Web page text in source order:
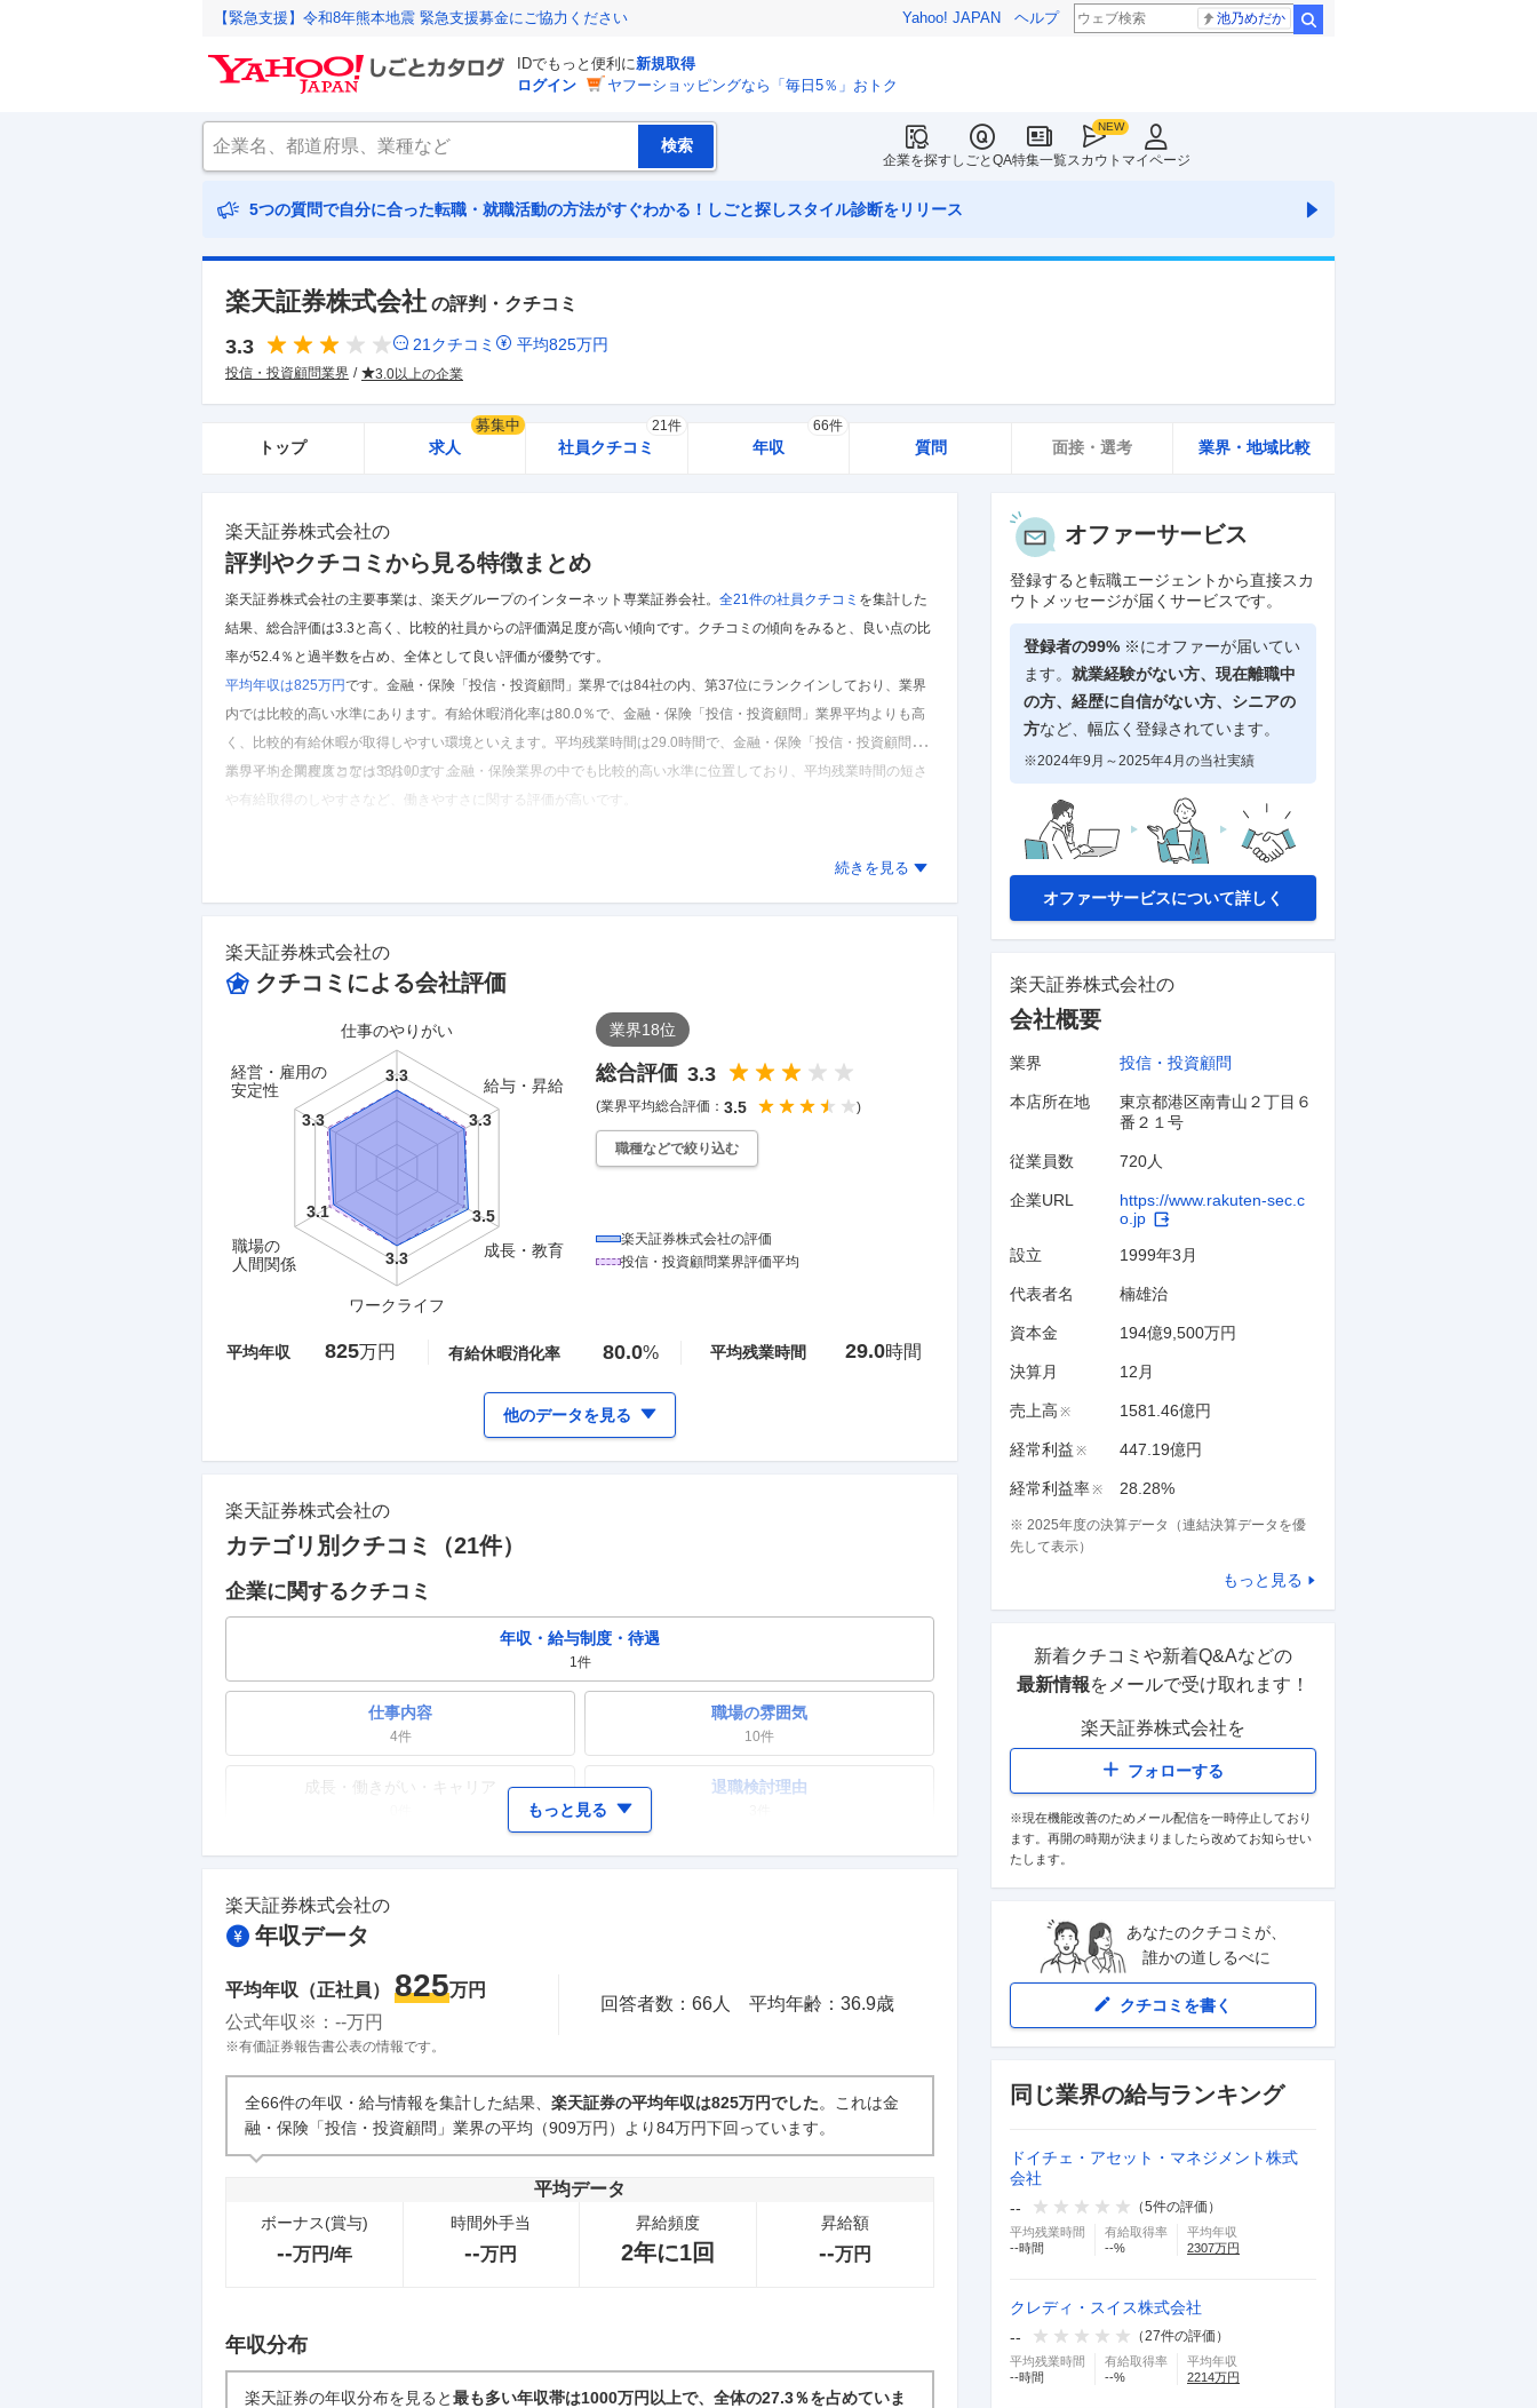
【緊急支援】令和8年熊本地震 緊急支援募金にご協力ください Yahoo! JAPAN ヘルプ 池乃めだか
IDでもっと便利に新規取得
ログイン
ヤフーショッピングなら「毎日5％」おトク
企業を探すしごとQA特集一覧スカウト マイページ
5つの質問で自分に合った転職・就職活動の方法がすぐわかる！しごと探しスタイル診断をリリース
楽天証券株式会社 の評判・クチコミ
3.3 21 クチコミ 平均825万円
投信・投資顧問業界 3.0以上の企業
トップ 求人
募集中
社員クチコミ
21件
年収
66件
質問 面接・選考 業界・地域比較
楽天証券株式会社の
評判やクチコミから見る特徴まとめ
楽天証券株式会社の主要事業は、楽天グループのインターネット専業証券会社。 全21件の社員クチコミ を集計した
結果、 総合評価は3.3と高く、比較的社員からの評価満足度が高い傾向です。 クチコミの傾向をみると、良い点の比
率が52.4％と過半数を占め、全体として良い評価が優勢です。
平均年収は825万円です。 金融・保険「投信・投資顧問」業界では84社の内、第37位にランクインしており、業界
内では比較的高い水準にあります。 有給休暇消化率は80.0％で、金融・保険「投信・投資顧問」業界平均よりも高
く、比較的有給休暇が取得しやすい環境といえます。 平均残業時間は29.0時間で、金融・保険「投信・投資顧問」
業界平均と同程度となっております。
ホワイト企業度スコアは38/100で、金融・保険業界の中でも比較的高い水準に位置しており、平均残業時間の短さ
や有給取得のしやすさなど、働きやすさに関する評価が高いです。
続きを見る
楽天証券株式会社の
クチコミによる会社評価
業界18位
総合評価 3.3
(業界平均総合評価： 3.5 )
職種などで絞り込む
仕事のやりがい
給与・昇給
成長・教育
ワークライフ
職場の
人間関係
経営・雇用の
安定性
楽天証券株式会社の評価
投信・投資顧問業界評価平均
平均年収 825万円 有給休暇消化率 80.0% 平均残業時間 29.0時間
他のデータを見る
楽天証券株式会社の
カテゴリ別クチコミ（21件）
企業に関するクチコミ
年収・給与制度・待遇
1 件
仕事内容
4件
職場の雰囲気
10件
成長・働きがい・キャリア 退職検討理由
ワークライフバランス 女性の活躍・働きやすさ
人事・評価制度 入社理由・入社後ギャップ
企業の選考に関するクチコミ
中途採用面接・選考
0件
新卒採用面接・選考
0件
もっと見る
楽天証券株式会社の
年収データ
平均年収（正社員） 825万円
公式年収※： --万円
回答者数：66 人 平均年齢：36.9歳
※有価証券報告書公表の情報です。
全66件の年収・給与情報を集計した結果、 楽天証券の平均年収は825万円でした。これは金
融・保険「投信・投資顧問」業界の平均（909万円）より84万円下回っています。
平均データ
ボーナス(賞与)
--万円/年
時間外手当
--万円
昇給頻度
2年に1回
昇給額
--万円
年収分布
楽天証券の年収分布を見ると最も多い年収帯は1000万円以上で、全体の27.3％を占めていま
オファーサービス
登録すると転職エージェントから直接スカ
ウトメッセージが届くサービスです。
登録者の99% ※にオファーが届いてい
ます。 就業経験がない方、現在離職中
の方、 経歴に自信がない方、シニアの
方など、幅広く登録されています。
※2024年9月～2025年4月の当社実績
オファーサービスについて詳しく
楽天証券株式会社の
会社概要
業界 投信・投資顧問
本店所在地
東京都港区南青山２丁目６
番２１号
従業員数 720人
企業URL
https://www.rakuten-sec.c
o.jp
設立 1999年3月
代表者名 楠雄治
資本金 194億9,500万円
決算月 12月
売上高 ※ 1581.46億円
経常利益 ※ 447.19億円
経常利益率※ 28.28%
※ 2025年度の決算データ（連結決算データを優
先して表示）
もっと見る
新着クチコミや新着Q&Aなどの
最新情報をメールで受け取れます！
楽天証券株式会社を
フォローする
※現在機能改善のためメール配信を一時停止しており
ます。再開の時期が決まりましたら改めてお知らせい
たします。
あなたのクチコミが、
誰かの道しるべに
クチコミを書く
同じ業界の給与ランキング
ドイチェ・アセット・マネジメント株式
会社
--
（5件の評価）
平均残業時間
--時間
有給取得率
--%
平均年収
2307万円
クレディ・スイス株式会社
--
（27件の評価）
平均残業時間
--時間
有給取得率
--%
平均年収
2214万円